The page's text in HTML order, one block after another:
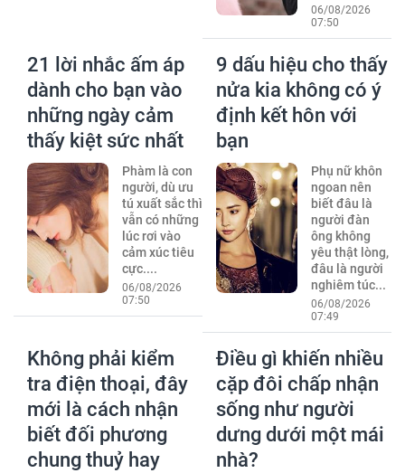
06/08/2026
07:50
21 lời nhắc ấm áp
dành cho bạn vào
những ngày cảm
thấy kiệt sức nhất
Phàm là con
người, dù ưu
tú xuất sắc thì
vẫn có những
lúc rơi vào
cảm xúc tiêu
cực....
06/08/2026
07:50
9 dấu hiệu cho thấy
nửa kia không có ý
định kết hôn với
bạn
Phụ nữ khôn
ngoan nên
biết đâu là
người đàn
ông không
yêu thật lòng,
đâu là người
nghiêm túc...
06/08/2026
07:49
Không phải kiểm
tra điện thoại, đây
mới là cách nhận
biết đối phương
chung thuỷ hay
Điều gì khiến nhiều
cặp đôi chấp nhận
sống như người
dưng dưới một mái
nhà?